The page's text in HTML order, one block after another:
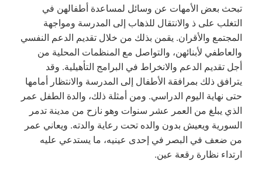
تبحث بعض الأمهات عن وسائل لمساعدة أطفالهن في
التغلب على ذ والانتقال للذهاب إلى المدرسة ومواجهة
المجتمع والأقران. يقمن بذلك من خلال تقديم الدعم النفسي
والعاطفي لأبنائهن، والتواصل مع المنظمات المحلية من
أجل تقديم الدعم والانخراط في البرامج التأهيلية. وقد
يترافق ذلك بمرافقة الأطفال إلى المدرسة والانتظار أمامها
حتى نهاية اليوم الدراسي. ومن أمثلة ذلك، والدة الطفل عمر
الذي يبلغ من العمر عشر سنوات وهو نازح من مدينة تدمر
السورية ويعيش بدون والده تحت رعاية والدته. ويعاني عمر
من ضعف في البصر في إحدى عينيه، ما يستدعي عليه
ارتداء نظارة رقعة عين.